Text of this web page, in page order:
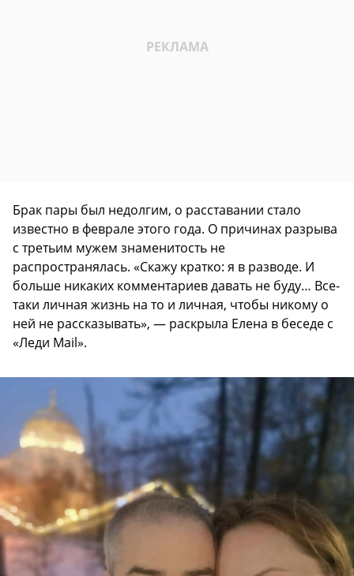
Брак пары был недолгим, о расставании стало
известно в феврале этого года. О причинах разрыва
с третьим мужем знаменитость не
распространялась. «Скажу кратко: я в разводе. И
больше никаких комментариев давать не буду… Все-
таки личная жизнь на то и личная, чтобы никому о
ней не рассказывать», — раскрыла Елена в беседе с
«Леди Mail».